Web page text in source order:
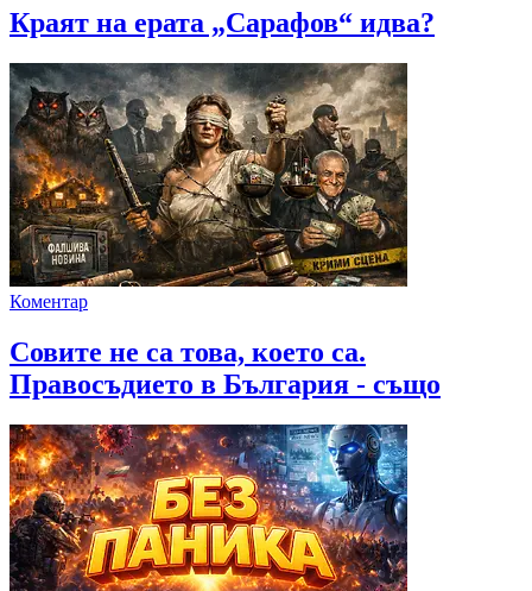
Краят на ерата „Сарафов“ идва?
Коментар
Совите не са това, което са.
Правосъдието в България - също